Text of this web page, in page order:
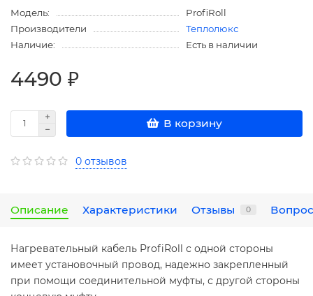
Модель:
ProfiRoll
Производители
Теплолюкс
Наличие:
Есть в наличии
4490 ₽
В корзину
0 отзывов
Описание Характеристики Отзывы 0
Нагревательный кабель ProfiRoll с одной стороны
имеет установочный провод, надежно закрепленный
при помощи соединительной муфты, с другой стороны